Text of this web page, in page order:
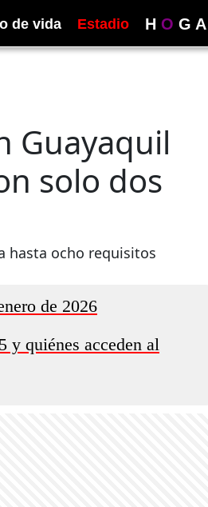
de vida Estadio H O G A
Guayaquil
solo dos
hasta ocho requisitos
de 2026
y quiénes acceden al